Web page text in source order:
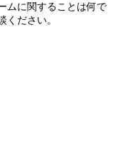
ムに関することは何で
ください。